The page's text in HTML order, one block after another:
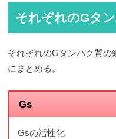
それぞれのGタ
それぞれのGタンパク質
にまとめる。
Gs
Gsの活性化